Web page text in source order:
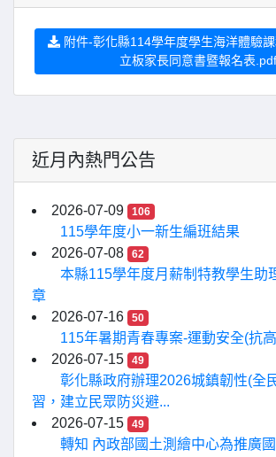
附件-彰化縣114學年度學生海洋體驗
立板家長同意書暨報名表.pdf
近月內熱門公告
2026-07-09 106
115學年度小一新生編班結果
2026-07-08
62
本縣115學年度月薪制特教學生助
章
2026-07-16
50
115年暑期青春專案-運動安全(抗
2026-07-15
49
彰化縣政府辦理2026城鎮韌性(全
習，建立民眾防災避...
2026-07-15
49
轉知 內政部國土測繪中心為推廣